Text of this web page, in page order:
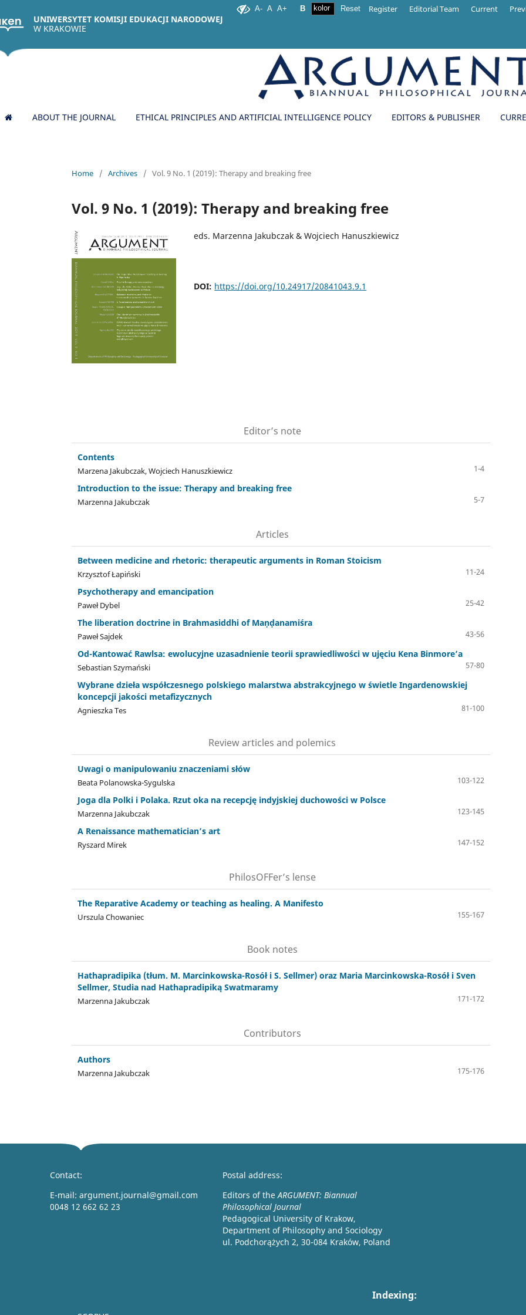
UNIWERSYTET KOMISJI EDUKACJI NARODOWEJ
W KRAKOWIE
ABOUT THE JOURNAL ETHICAL PRINCIPLES AND ARTIFICIAL INTELLIGENCE POLICY EDITORS & PUBLISHER
A- A A+ B Reset Register Editorial Team Current
Home / Archives / Vol. 9 No. 1 (2019): Therapy and breaking free
Vol. 9 No. 1 (2019): Therapy and breaking free
eds. Marzenna Jakubczak & Wojciech Hanuszkiewicz
DOI: https://doi.org/10.24917/20841043.9.1
Editor’s note
Contents
Marzena Jakubczak, Wojciech Hanuszkiewicz 1-4
Introduction to the issue: Therapy and breaking free
Marzenna Jakubczak 5-7
Articles
Between medicine and rhetoric: therapeutic arguments in Roman Stoicism
Krzysztof Łapiński 11-24
Psychotherapy and emancipation
Paweł Dybel 25-42
The liberation doctrine in Brahmasiddhi of Maṇḍanamiśra
Paweł Sajdek 43-56
Od-Kantować Rawlsa: ewolucyjne uzasadnienie teorii sprawiedliwości w ujęciu Kena Binmore’a
Sebastian Szymański 57-80
Wybrane dzieła współczesnego polskiego malarstwa abstrakcyjnego w świetle Ingardenowskiej
koncepcji jakości metafizycznych
Agnieszka Tes 81-100
Review articles and polemics
Uwagi o manipulowaniu znaczeniami słów
Beata Polanowska-Sygulska 103-122
Joga dla Polki i Polaka. Rzut oka na recepcję indyjskiej duchowości w Polsce
Marzenna Jakubczak 123-145
A Renaissance mathematician’s art
Ryszard Mirek 147-152
PhilosOFFer’s lense
The Reparative Academy or teaching as healing. A Manifesto
Urszula Chowaniec 155-167
Book notes
Hathapradipika (tłum. M. Marcinkowska-Rosół i S. Sellmer) oraz Maria Marcinkowska-Rosół i Sven
Sellmer, Studia nad Hathapradipiką Swatmaramy
Marzenna Jakubczak 171-172
Contributors
Authors
Marzenna Jakubczak 175-176
Contact:
E-mail: argument.journal@gmail.com
0048 12 662 62 23
Postal address:
Editors of theARGUMENT: Biannual
Philosophical Journal
Pedagogical University of Krakow,
Department of Philosophy and Sociology
ul. Podchorążych 2, 30-084 Kraków, Poland
Indexing: